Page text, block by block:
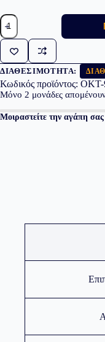
LOGITECH
Wireless
Headset
Zone
300
White
ποσότητα
ΔΙΑΘΕΣΙΜΌΤΗΤΑ:
Κωδικός προϊόντος: OKT-
Μόνο 2 μονάδες
Μοιραστείτε την αγάπη σας